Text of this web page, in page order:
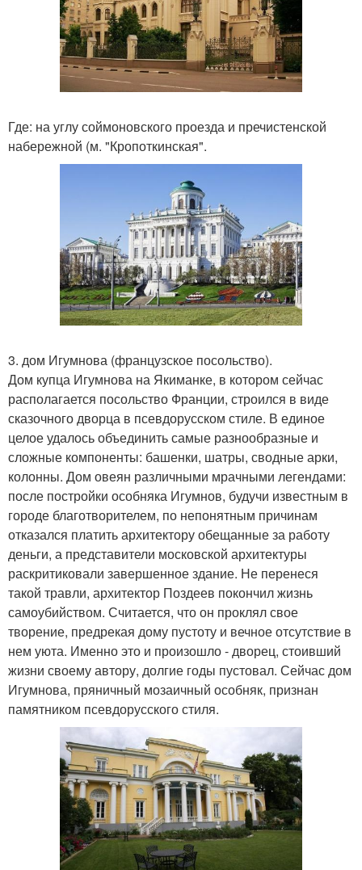
Где: на углу соймоновского проезда и пречистенской
набережной (м. "Кропоткинская".
3. дом Игумнова (французское посольство).
Дом купца Игумнова на Якиманке, в котором сейчас
располагается посольство Франции, строился в виде
сказочного дворца в псевдорусском стиле. В единое
целое удалось объединить самые разнообразные и
сложные компоненты: башенки, шатры, сводные арки,
колонны. Дом овеян различными мрачными легендами:
после постройки особняка Игумнов, будучи известным в
городе благотворителем, по непонятным причинам
отказался платить архитектору обещанные за работу
деньги, а представители московской архитектуры
раскритиковали завершенное здание. Не перенеся
такой травли, архитектор Поздеев покончил жизнь
самоубийством. Считается, что он проклял свое
творение, предрекая дому пустоту и вечное отсутствие в
нем уюта. Именно это и произошло - дворец, стоивший
жизни своему автору, долгие годы пустовал. Сейчас дом
Игумнова, пряничный мозаичный особняк, признан
памятником псевдорусского стиля.